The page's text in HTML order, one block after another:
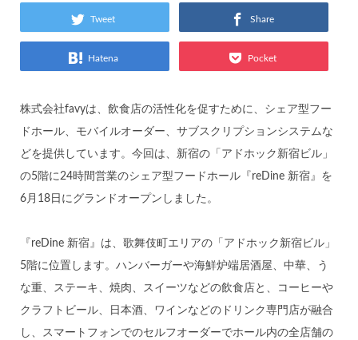
Tweet Share
Hatena Pocket
株式会社favyは、飲食店の活性化を促すために、シェア型フー
ドホール、モバイルオーダー、サブスクリプションシステムな
どを提供しています。今回は、新宿の「アドホック新宿ビル」
の5階に24時間営業のシェア型フードホール『reDine 新宿』を
6月18日にグランドオープンしました。
『reDine 新宿』は、歌舞伎町エリアの「アドホック新宿ビル」
5階に位置します。ハンバーガーや海鮮炉端居酒屋、中華、う
な重、ステーキ、焼肉、スイーツなどの飲食店と、コーヒーや
クラフトビール、日本酒、ワインなどのドリンク専門店が融合
し、スマートフォンでのセルフオーダーでホール内の全店舗の